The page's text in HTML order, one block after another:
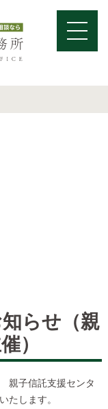
らせ（親
）
親子信託支援センタ
たします。